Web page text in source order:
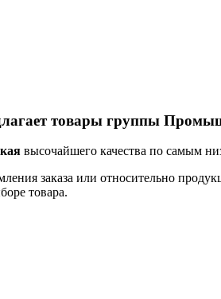
товары группы
высочайшего качества по самым
заказа или относительно
товара.